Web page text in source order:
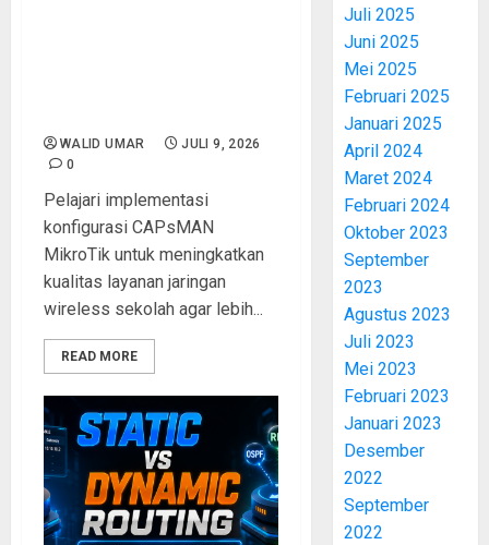
WALID UMAR
JULI 9, 2026
0
Pelajari implementasi
konfigurasi CAPsMAN
MikroTik untuk meningkatkan
kualitas layanan jaringan
wireless sekolah agar lebih...
READ MORE
Juli 2025
Juni 2025
Mei 2025
Februari 2025
Januari 2025
April 2024
Maret 2024
Februari 2024
Oktober 2023
September
2023
Agustus 2023
Juli 2023
Mei 2023
Februari 2023
Januari 2023
Desember
2022
September
2022